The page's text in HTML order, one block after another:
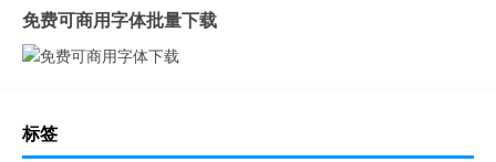
免费可商用字体批量下载
标签